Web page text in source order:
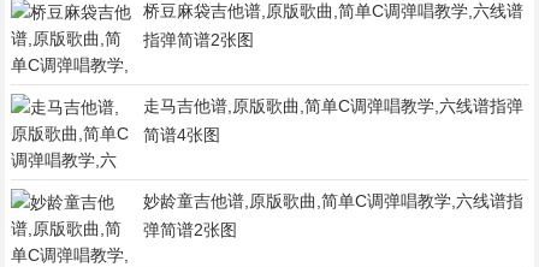
桥豆麻袋吉他谱,原版歌曲,简单C调弹唱教学,六线谱
指弹简谱2张图
走马吉他谱,原版歌曲,简单C调弹唱教学,六线谱指弹
简谱4张图
妙龄童吉他谱,原版歌曲,简单C调弹唱教学,六线谱指
弹简谱2张图